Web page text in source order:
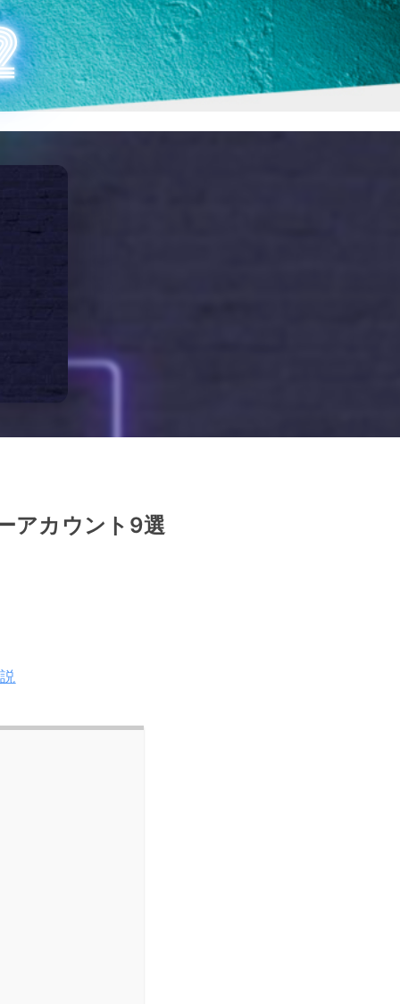
COINHACK 2
アカウント9選